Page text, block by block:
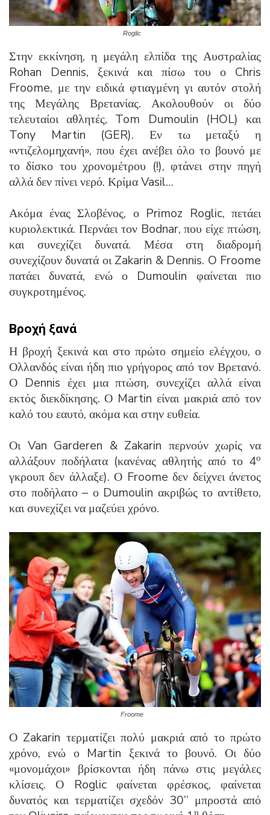
Roglic
Στην εκκίνηση, η μεγάλη ελπίδα της Αυστραλίας
Rohan Dennis, ξεκινά και πίσω του ο Chris
Froome, με την ειδικά φτιαγμένη γι αυτόν στολή
της Μεγάλης Βρετανίας. Ακολουθούν οι δύο
τελευταίοι αθλητές, Tom Dumoulin (HOL) και
Tony Martin (GER). Εν τω μεταξύ η
«ντιζελομηχανή», που έχει ανέβει όλο το βουνό με
το δίσκο του χρονομέτρου (!), φτάνει στην πηγή
αλλά δεν πίνει νερό. Κρίμα Vasil…
Ακόμα ένας Σλοβένος, ο Primoz Roglic, πετάει
κυριολεκτικά. Περνάει τον Bodnar, που είχε πτώση,
και συνεχίζει δυνατά. Μέσα στη διαδρομή
συνεχίζουν δυνατά οι Zakarin & Dennis. O Froome
πατάει δυνατά, ενώ ο Dumoulin φαίνεται πιο
συγκροτημένος.
Βροχή ξανά
Η βροχή ξεκινά και στο πρώτο σημείο ελέγχου, ο
Ολλανδός είναι ήδη πιο γρήγορος από τον Βρετανό.
Ο Dennis έχει μια πτώση, συνεχίζει αλλά είναι
εκτός διεκδίκησης. Ο Martin είναι μακριά από τον
καλό του εαυτό, ακόμα και στην ευθεία.
Οι Van Garderen & Zakarin περνούν χωρίς να
αλλάξουν ποδήλατα (κανένας αθλητής από το 4ο
γκρουπ δεν άλλαξε). Ο Froome δεν δείχνει άνετος
στο ποδήλατο – ο Dumoulin ακριβώς το αντίθετο,
και συνεχίζει να μαζεύει χρόνο.
Froome
Ο Zakarin τερματίζει πολύ μακριά από το πρώτο
χρόνο, ενώ ο Martin ξεκινά το βουνό. Οι δύο
«μονομάχοι» βρίσκονται ήδη πάνω στις μεγάλες
κλίσεις. Ο Roglic φαίνεται φρέσκος, φαίνεται
δυνατός και τερματίζει σχεδόν 30’’ μπροστά από
η